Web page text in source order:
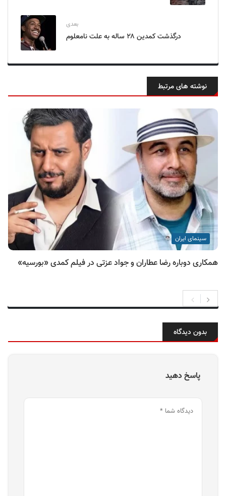
بعدی
درگذشت کمدین ۲۸ ساله به علت نامعلوم
نوشته های مرتبط
سینمای ایران
همکاری دوباره رضا عطاران و جواد عزتی در فیلم کمدی «بورسیه»
بدون دیدگاه
پاسخ دهید